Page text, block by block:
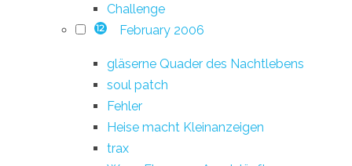
Challenge
12 February 2006
gläserne Quader des Nachtlebens
soul patch
Fehler
Heise macht Kleinanzeigen
trax